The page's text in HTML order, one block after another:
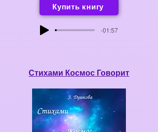
Купить книгу
-01:57
Стихами Космос Говорит